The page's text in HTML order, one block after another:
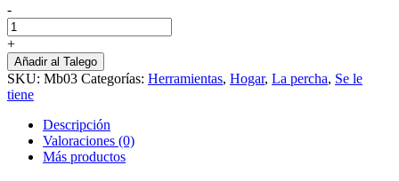
-
Perchero
De
Pie
cantidad
+
Añadir al Talego
SKU: Mb03 Categorías: Herramientas, Hogar, La percha, Se le
tiene
Descripción
Valoraciones (0)
Más productos